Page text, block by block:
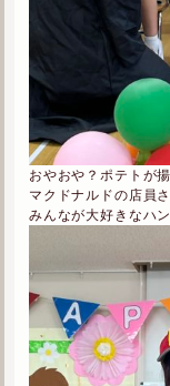
おやおや？ポテトが
マクドナルドの店
みんなが大好きなハ